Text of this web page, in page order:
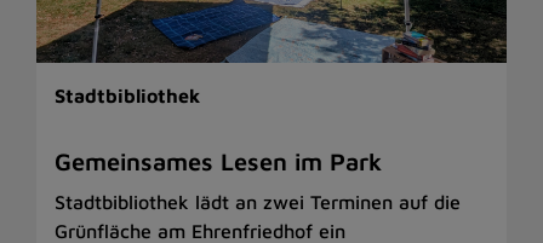
Stadtbibliothek
Gemeinsames Lesen im Park
Stadtbibliothek lädt an zwei Terminen auf die
Grünfläche am Ehrenfriedhof ein